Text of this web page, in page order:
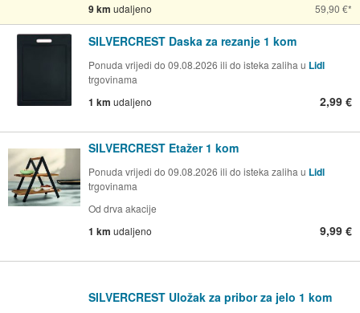
9 km udaljeno 59,90 €
SILVERCREST Daska za rezanje 1 kom
Ponuda vrijedi do 09.08.2026 ili do isteka zaliha u Lidl
trgovinama
1 km udaljeno 2,99 €
SILVERCREST Etažer 1 kom
Ponuda vrijedi do 09.08.2026 ili do isteka zaliha u Lidl
trgovinama
Od drva akacije
1 km udaljeno 9,99 €
SILVERCREST Uložak za pribor za jelo 1 kom